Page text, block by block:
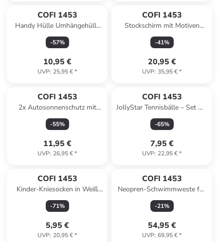
COFI 1453
Handy Hülle Umhängehülle
kompatibel mit Iphone 15
Plus Schwarz in Schwarz
-57%
10,95 €
UVP: 25,95 €*
COFI 1453
Stockschirm mit Motiven
Pongee mit c-förmigen
Plastikgriff in Blau
-41%
20,95 €
UVP: 35,95 €*
COFI 1453
2x Autosonnenschutz mit
Pandamotiv – Sonnenschutz
für Kinder in Mehrfarbig
-55%
11,95 €
UVP: 26,95 €*
COFI 1453
JollyStar Tennisbälle – Set mit
3 Stück für Training & Freizeit
in Gelb
-65%
7,95 €
UVP: 22,95 €*
COFI 1453
Kinder-Kniesocken in Weiß
mit kariertem Muster und
Blumen in Weiß
-71%
5,95 €
UVP: 20,95 €*
COFI 1453
Neopren-Schwimmweste für
Kinder - Schwimmhilfe mit
Auftriebshilfen in Orange
-21%
54,95 €
UVP: 69,95 €*